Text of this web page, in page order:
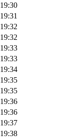
19:30
19:31
19:32
19:32
19:33
19:33
19:34
19:35
19:35
19:36
19:36
19:37
19:38